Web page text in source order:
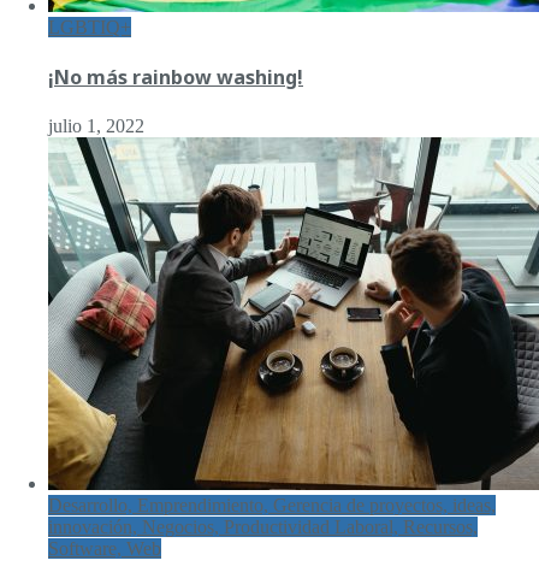
LGBTIQ+
¡No más rainbow washing!
julio 1, 2022
Desarrollo, Emprendimiento, Gerencia de proyectos, ideas,
innovación, Negocios, Productividad Laboral, Recursos,
Software, Web